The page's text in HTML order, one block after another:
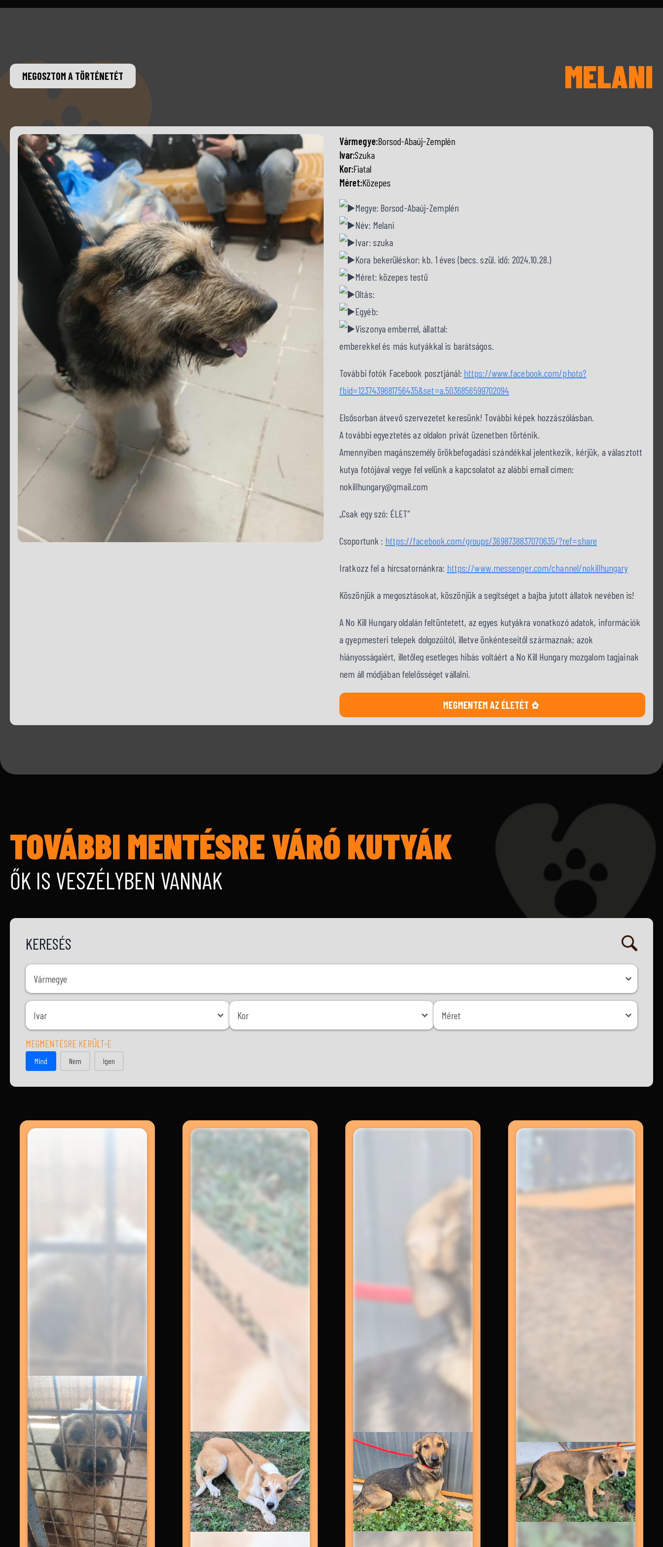
MEGOSZTOM A TÖRTÉNETÉT MELANI
Vármegye:Borsod-Abaúj-Zemplén
Ivar:Szuka
Kor:Fiatal
Méret:Közepes
Megye: Borsod-Abaúj-Zemplén
Név: Melani
Ivar: szuka
Kora bekerüléskor: kb. 1 éves (becs. szül. idő: 2024.10.28.)
Méret: közepes testű
Oltás:
Egyéb:
Viszonya emberrel, állattal:
emberekkel és más kutyákkal is barátságos.
További fotók Facebook posztjánál: https://www.facebook.com/photo?
fbid=1237439681756435&set=a.5036856599702094
Elsősorban átvevő szervezetet keresünk! További képek hozzászólásban.
A további egyeztetés az oldalon privát üzenetben történik.
Amennyiben magánszemély örökbefogadási szándékkal jelentkezik, kérjük, a választott
kutya fotójával vegye fel velünk a kapcsolatot az alábbi email címen:
nokillhungary@gmail.com
„Csak egy szó: ÉLET”
Csoportunk : https://facebook.com/groups/3698738837070635/?ref=share
Iratkozz fel a hírcsatornánkra: https://www.messenger.com/channel/nokillhungary
Köszönjük a megosztásokat, köszönjük a segítséget a bajba jutott állatok nevében is!
A No Kill Hungary oldalán feltüntetett, az egyes kutyákra vonatkozó adatok, információk
a gyepmesteri telepek dolgozóitól, illetve önkénteseitől származnak; azok
hiányosságaiért, illetőleg esetleges hibás voltáért a No Kill Hungary mozgalom tagjainak
nem áll módjában felelősséget vállalni.
MEGMENTEM AZ ÉLETÉT
TOVÁBBI MENTÉSRE VÁRÓ KUTYÁK
ŐK IS VESZÉLYBEN VANNAK
KERESÉS
Vármegye
Vármegye
Ivar
Ivar
Kor
Kor
Méret
Méret
MEGMENTÉSRE KERÜLT-E
MEGMENTÉSRE KERÜLT-E
Mind Nem Igen